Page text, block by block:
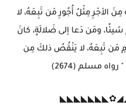
الأجْرِ مِثْلُ أُجُورِ مَن تَبِعَهُ، لا
ومَن دَعا إلى ضَلالَةٍ، كانَ
مَن تَبِعَهُ، لا يَنْقُصُ ذلكَ مِن
مسلم (2674)